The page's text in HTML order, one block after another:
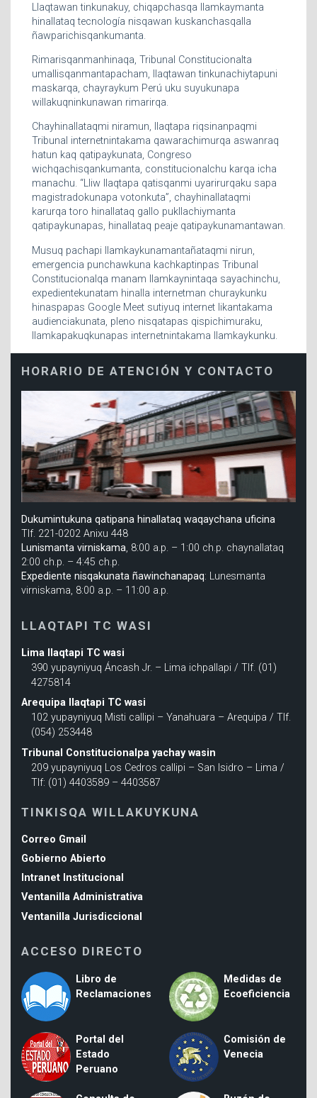
Llaqtawan tinkunakuy, chiqapchasqa llamkaymanta
hinallataq tecnología nisqawan kuskanchasqalla
ñawparichisqankumanta.
Rimarisqanmanhinaqa, Tribunal Constitucionalta
umallisqanmantapacham, llaqtawan tinkunachiytapuni
maskarqa, chayraykum Perú uku suyukunapa
willakuqninkunawan rimarirqa.
Chayhinallataqmi niramun, llaqtapa riqsinanpaqmi
Tribunal internetnintakama qawarachimurqa aswanraq
hatun kaq qatipaykunata, Congreso
wichqachisqankumanta, constitucionalchu karqa icha
manachu. “Lliw llaqtapa qatisqanmi uyarirurqaku sapa
magistradokunapa votonkuta”, chayhinallataqmi
karurqa toro hinallataq gallo pukllachiymanta
qatipaykunapas, hinallataq peaje qatipaykunamantawan.
Musuq pachapi llamkaykunamantañataqmi nirun,
emergencia punchawkuna kachkaptinpas Tribunal
Constitucionalqa manam llamkaynintaqa sayachinchu,
expedientekunatam hinalla internetman churaykunku
hinaspapas Google Meet sutiyuq internet likantakama
audienciakunata, pleno nisqatapas qispichimuraku,
llamkapakuqkunapas internetnintakama llamkaykunku.
HORARIO DE ATENCIÓN Y CONTACTO
Dukumintukuna qatipana hinallataq waqaychana uficina
Tlf. 221-0202 Anixu 448
Lunismanta virniskama, 8:00 a.p. – 1:00 ch.p. chaynallataq
2:00 ch.p. – 4:45 ch.p.
Expediente nisqakunata ñawinchanapaq: Lunesmanta
virniskama, 8:00 a.p. – 11:00 a.p.
LLAQTAPI TC WASI
Lima llaqtapi TC wasi
390 yupayniyuq Áncash Jr. – Lima ichpallapi / Tlf. (01)
4275814
Arequipa llaqtapi TC wasi
102 yupayniyuq Misti callipi – Yanahuara – Arequipa / Tlf.
(054) 253448
Tribunal Constitucionalpa yachay wasin
209 yupayniyuq Los Cedros callipi – San Isidro – Lima /
Tlf: (01) 4403589 – 4403587
TINKISQA WILLAKUYKUNA
Correo Gmail
Gobierno Abierto
Intranet Institucional
Ventanilla Administrativa
Ventanilla Jurisdiccional
ACCESO DIRECTO
Libro de
Reclamaciones
Medidas de
Ecoeficiencia
Portal del
Estado
Peruano
Comisión de
Venecia